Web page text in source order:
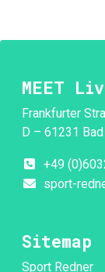
MEET
Frankfurter
D – 61231
+49
sport-
Sitemap
Sport Redner